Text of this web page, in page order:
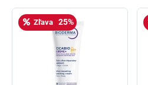
Zľava 25%